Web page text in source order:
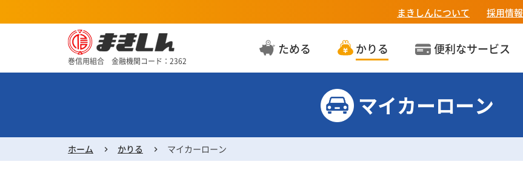
巻信用組合 金融機関コード：2362
ためる かりる 便利なサービス
まきしんについて 採用情報
マイカーローン
ホーム かりる マイカーローン